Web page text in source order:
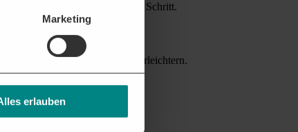
Marketing
erlauben
unterstützt Sie bei jedem Schritt.
helfen die Akquise zu erleichtern.